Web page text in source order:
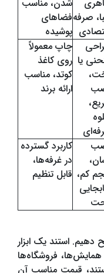
صرفه
شدن، مناسب
فضاهای
پوشیده
یا
چاپ معمولاً
روی کاغذ
کوتد، مناسب
ارائه برند
کم،
کاربرد گسترده
در غرفه‌ها،
قابل تنظیم
دهیم. استند یک ابزار
همایش‌ها، فروشگاه‌ها
قیمت مناسب آن